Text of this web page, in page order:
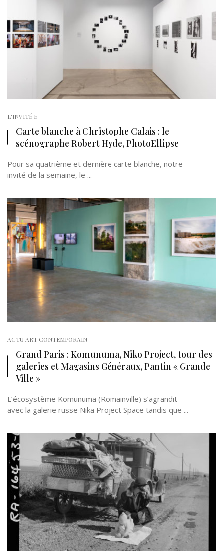
L'INVITÉ·E
Carte blanche à Christophe Calais : le
scénographe Robert Hyde, PhotoEllipse
Pour sa quatrième et dernière carte blanche, notre
invité de la semaine, le ...
ACTU ART CONTEMPORAIN
Grand Paris : Komunuma, Niko Project, tour des
galeries et Magasins Généraux, Pantin « Grande
Ville »
L’écosystème Komunuma (Romainville) s’agrandit
avec la galerie russe Nika Project Space tandis que ...